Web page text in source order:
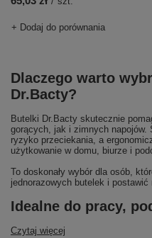
+ Dodaj do porównania
Dlaczego warto
Dr.Bacty?
Butelki Dr.Bacty skutecznie
gorących, jak i zimnych
ryzyko przeciekania, a
użytkowanie w domu, biurze i
To doskonały wybór dla osób,
jednorazowych butelek i postawić
Idealne do pracy,
Czytaj więcej